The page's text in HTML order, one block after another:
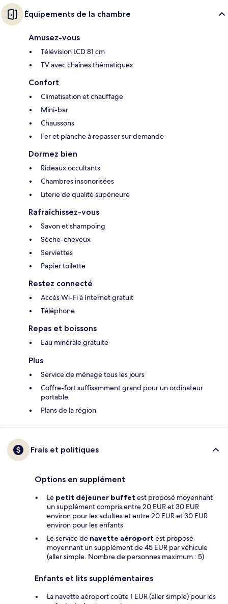
Équipements de la chambre
Amusez-vous
Télévision LCD 81 cm
TV avec chaînes thématiques
Confort
Climatisation et chauffage
Mini-bar
Chaussons
Fer et planche à repasser sur demande
Dormez bien
Rideaux occultants
Chambres insonorisées
Literie de qualité supérieure
Rafraîchissez-vous
Savon et shampoing
Sèche-cheveux
Serviettes
Papier toilette
Restez connecté
Accès Wi-Fi à Internet gratuit
Téléphone
Repas et boissons
Eau minérale gratuite
Plus
Service de ménage tous les jours
Coffre-fort suffisamment grand pour un ordinateur
portable
Plans de la région
Frais et politiques
Options en supplément
Le petit déjeuner buffet est proposé moyennant
un supplément compris entre 20 EUR et 30 EUR
environ pour les adultes et entre 20 EUR et 30 EUR
environ pour les enfants
Le service de navette aéroport est proposé
moyennant un supplément de 45 EUR par véhicule
(aller simple. Nombre de personnes maximum : 5)
Enfants et lits supplémentaires
La navette aéroport coûte 1 EUR (aller simple) pour les